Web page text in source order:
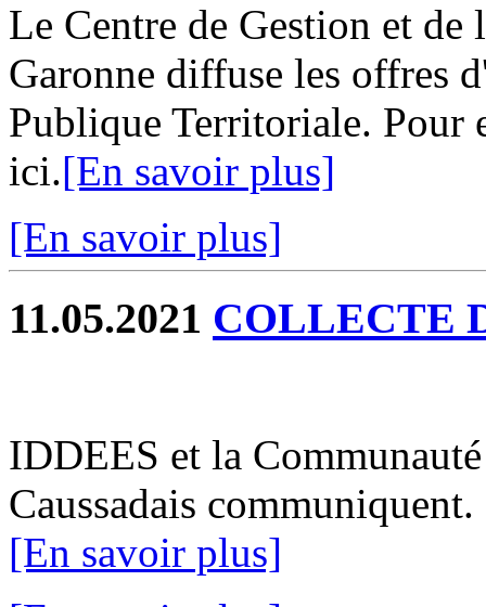
Le Centre de Gestion et
Garonne diffuse les offres
Publique Territoriale. Pour
ici.[En savoir plus]
[En savoir plus]
11.05.2021 COLLECTE
IDDEES et la
Caussadais
[En savoir plus]